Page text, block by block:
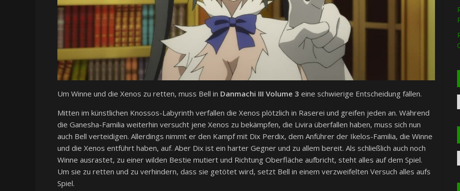
Um Winne und die Xenos zu retten, muss Bell in Danmachi III Volume 3 eine schwierige Entscheidung fällen.
Mitten im künstlichen Knossos-Labyrinth verfallen die Xenos plötzlich in Raserei und greifen jeden an. Während
die Ganesha-Familia weiterhin versucht jene Xenos zu bekämpfen, die Livira überfallen haben, muss sich nun
auch Bell verteidigen. Allerdings nimmt er den Kampf mit Dix Perdix, dem Anführer der Ikelos-Familia, die Winne
und die Xenos entführt haben, auf. Aber Dix ist ein harter Gegner und zu allem bereit. Als schließlich auch noch
Winne ausrastet, zu einer wilden Bestie mutiert und Richtung Oberfläche aufbricht, steht alles auf dem Spiel.
Um sie zu retten und zu verhindern, dass sie getötet wird, setzt Bell in einem verzweifelten Versuch alles aufs
Spiel.